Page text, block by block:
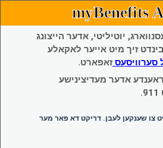
myBenefits
יוטיליטי, אדער הייצונג
זיך מיט אייער לאקאלע
סערוויסעסזאפארט.
אדער מעדיצינישע
צו שענקען לעבן. דריקט דא פאר מער